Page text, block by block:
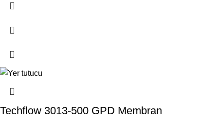
Techflow 3013-500 GPD Membran